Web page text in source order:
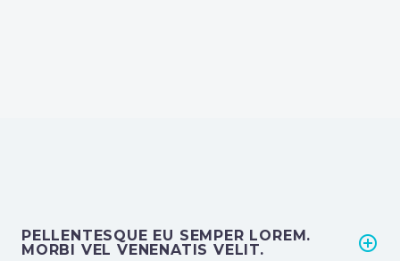
PELLENTESQUE EU SEMPER LOREM.
MORBI VEL VENENATIS VELIT.